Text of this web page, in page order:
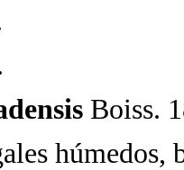
Boiss.
húmedos,